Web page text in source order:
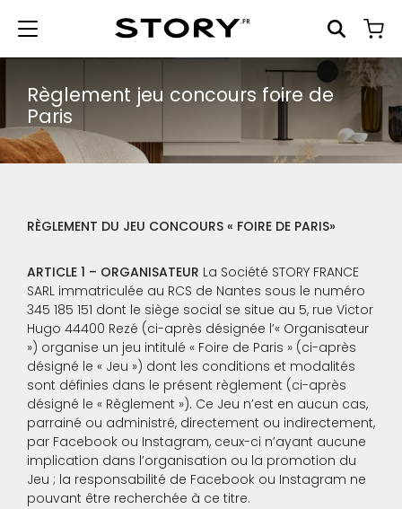
Règlement jeu concours foire de
Paris
RÈGLEMENT DU JEU CONCOURS « FOIRE DE PARIS»
ARTICLE 1 – ORGANISATEUR La Société STORY FRANCE
SARL immatriculée au RCS de Nantes sous le numéro
345 185 151 dont le siège social se situe au 5, rue Victor
Hugo 44400 Rezé (ci-après désignée l’« Organisateur
») organise un jeu intitulé « Foire de Paris » (ci-après
désigné le « Jeu ») dont les conditions et modalités
sont définies dans le présent règlement (ci-après
désigné le « Règlement »). Ce Jeu n’est en aucun cas,
parrainé ou administré, directement ou indirectement,
par Facebook ou Instagram, ceux-ci n’ayant aucune
implication dans l’organisation ou la promotion du
Jeu ; la responsabilité de Facebook ou Instagram ne
pouvant être recherchée à ce titre.